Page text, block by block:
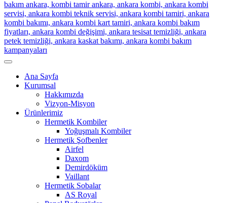
Ana Sayfa
Kurumsal
Hakkımızda
Vizyon-Misyon
Ürünlerimiz
Hermetik Kombiler
Yoğuşmalı Kombiler
Hermetik Şofbenler
Airfel
Daxom
Demirdöküm
Vaillant
Hermetik Sobalar
AS Royal